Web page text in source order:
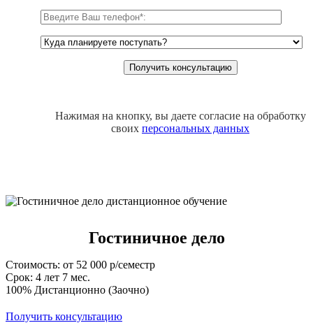
Нажимая на кнопку, вы даете согласие на обработку
своих персональных данных
Гостиничное дело
Стоимость: от 52 000 р/семестр
Срок: 4 лет 7 мес.
100% Дистанционно (Заочно)
Получить консультацию